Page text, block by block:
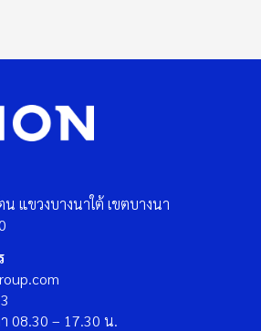
แขวงบางนาใต้ เขตบางนา
08.30 – 17.30 น.